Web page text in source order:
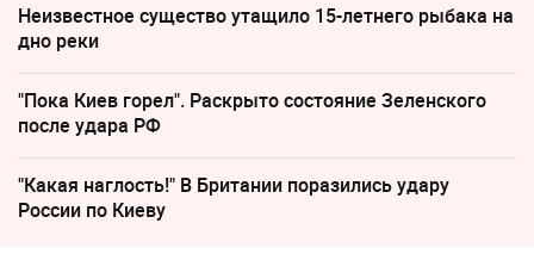
Неизвестное существо утащило 15-летнего рыбака на
дно реки
"Пока Киев горел". Раскрыто состояние Зеленского
после удара РФ
"Какая наглость!" В Британии поразились удару
России по Киеву